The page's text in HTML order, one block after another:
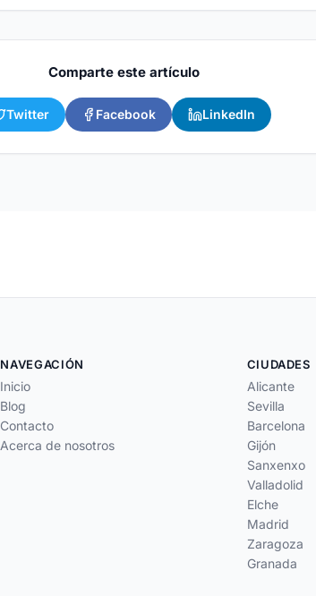
Comparte este artículo
Twitter Facebook LinkedIn
NAVEGACIÓN
Inicio
Blog
Contacto
Acerca de nosotros
CIUDADES
Alicante
Sevilla
Barcelona
Gijón
Sanxenxo
Valladolid
Elche
Madrid
Zaragoza
Granada